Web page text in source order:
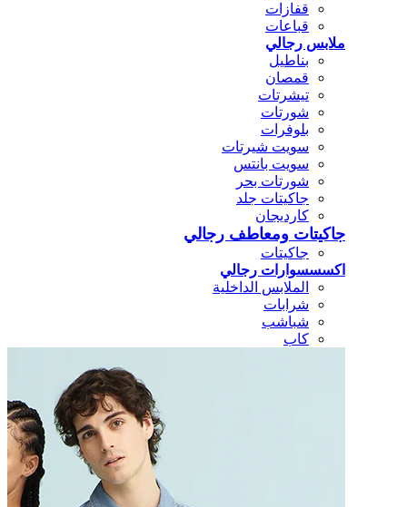
قفازات
قباعات
ملابس رجالي
بناطيل
قمصان
تيشرتات
شورتات
بلوفرات
سويت شيرتات
سويت بانتس
شورتات بحر
جاكيتات جلد
كارديجان
جاكيتات ومعاطف رجالي
جاكيتات
اكسسسوارات رجالي
الملابس الداخلية
شرابات
شباشب
كاب